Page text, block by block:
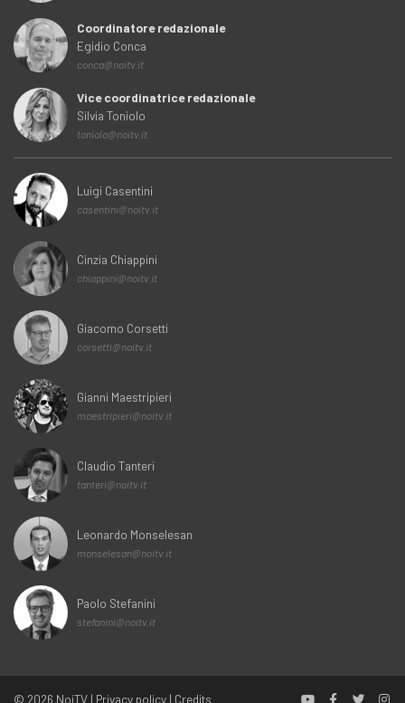
Coordinatore redazionale
Egidio Conca
conca@noitv.it
Vice coordinatrice redazionale
Silvia Toniolo
toniolo@noitv.it
Luigi Casentini
casentini@noitv.it
Cinzia Chiappini
chiappini@noitv.it
Giacomo Corsetti
corsetti@noitv.it
Gianni Maestripieri
maestripieri@noitv.it
Claudio Tanteri
tanteri@noitv.it
Leonardo Monselesan
monselesan@noitv.it
Paolo Stefanini
stefanini@noitv.it
© 2026 NoiTV | Privacy policy | Credits